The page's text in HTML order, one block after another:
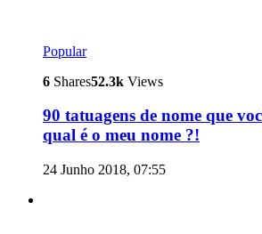
Popular
6 Shares52.3k Views
90 tatuagens de nome que
qual é o meu nome ?!
24 Junho 2018, 07:55